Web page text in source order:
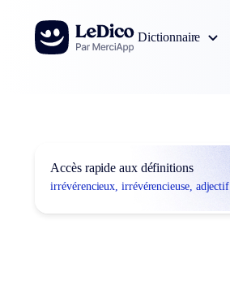
Aller au contenu
Dictionnaire
Accès rapide aux définitions
irrévérencieux, irrévérencieuse, adjectif